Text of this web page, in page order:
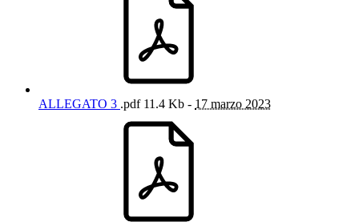
ALLEGATO 3 .pdf11.4 Kb - 17 marzo 2023